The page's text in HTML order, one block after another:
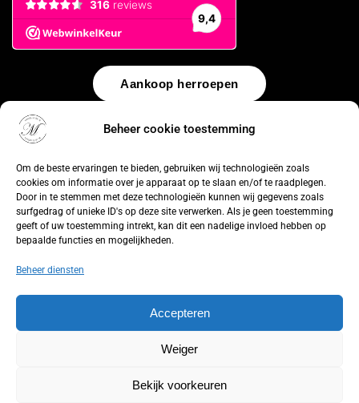
Beheer cookie toestemming
Om de beste ervaringen te bieden, gebruiken wij technologieën zoals
cookies om informatie over je apparaat op te slaan en/of te raadplegen.
Door in te stemmen met deze technologieën kunnen wij gegevens zoals
surfgedrag of unieke ID's op deze site verwerken. Als je geen toestemming
geeft of uw toestemming intrekt, kan dit een nadelige invloed hebben op
bepaalde functies en mogelijkheden.
Beheer diensten
Accepteren
Weiger
Bekijk voorkeuren
Aankoop herroepen
© 2026 by WebUnlimited–Algemene voorwaarden